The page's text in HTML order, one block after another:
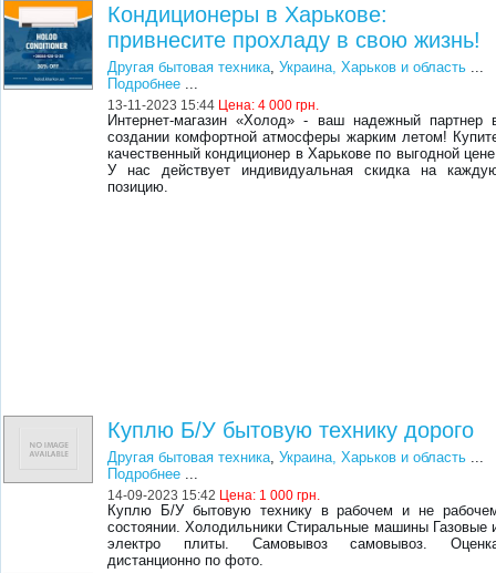
Кондиционеры в Харькове:
привнесите прохладу в свою жизнь!
Другая бытовая техника ,Украина, Харьков и область
Подробнее
13-11-2023 15:44 Цена:4 000 грн.
Интернет-магазин «Холод» - ваш надежный партнер
создании комфортной атмосферы жарким летом!
качественный кондиционер в Харькове по выгодной
У нас действует индивидуальная скидка на
позицию.
Куплю Б/У бытовую технику дорого
Другая бытовая техника ,Украина, Харьков и область
Подробнее
14-09-2023 15:42 Цена: 1 000 грн.
Куплю Б/У бытовую технику в рабочем и не
состоянии. Холодильники Стиральные машины Газовые
электро плиты. Самовывоз самовывоз.
дистанционно по фото.